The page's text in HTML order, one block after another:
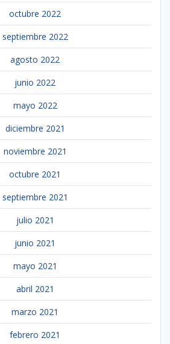
octubre 2022
septiembre 2022
agosto 2022
junio 2022
mayo 2022
diciembre 2021
noviembre 2021
octubre 2021
septiembre 2021
julio 2021
junio 2021
mayo 2021
abril 2021
marzo 2021
febrero 2021